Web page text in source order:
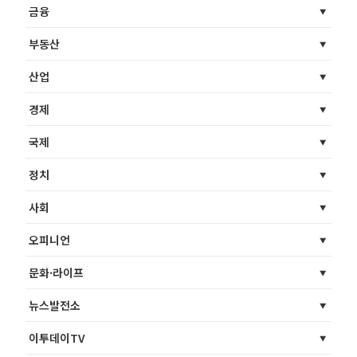
금융
부동산
산업
경제
국제
정치
사회
오피니언
문화·라이프
뉴스발전소
이투데이TV